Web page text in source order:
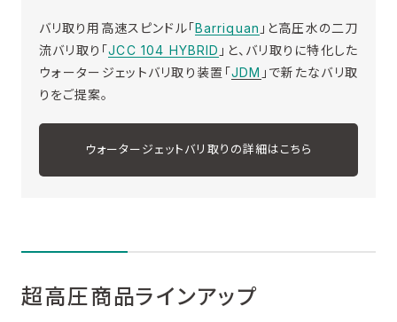
バリ取り用高速スピンドル「Barriquan 」と高圧水の二刀
流バリ取り「JCC 104 HYBRID 」と、バリ取りに特化した
ウォータージェットバリ取り装置「JDM 」で新たなバリ取
りをご提案。
ウォータージェットバリ取りの詳細はこちら
超高圧商品ラインアップ